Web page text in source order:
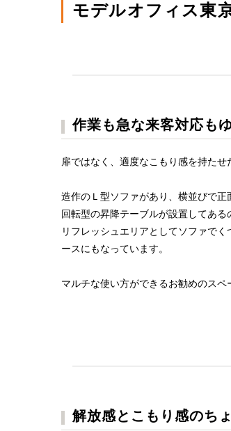
モデルオフィス東
作業も急な来客対応も
扉ではなく、適度なこもり感を持たせ
造作のＬ型ソファがあり、横並びで正
回転型の昇降テーブルが設置してあ
リフレッシュエリアとしてソファで
ースにもなっています。
マルチな使い方ができるお勧めのスペ
解放感とこもり感のち